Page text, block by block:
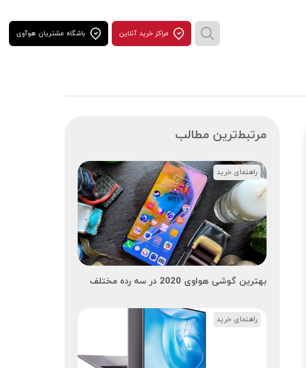
مراكز خريد آنلاين باشگاه مشتریان هوآوی
مرتبط‌ترین مطالب
بهترین گوشی هواوی 2020 در سه رده مختلف
راهنمای خرید
راهنمای خرید